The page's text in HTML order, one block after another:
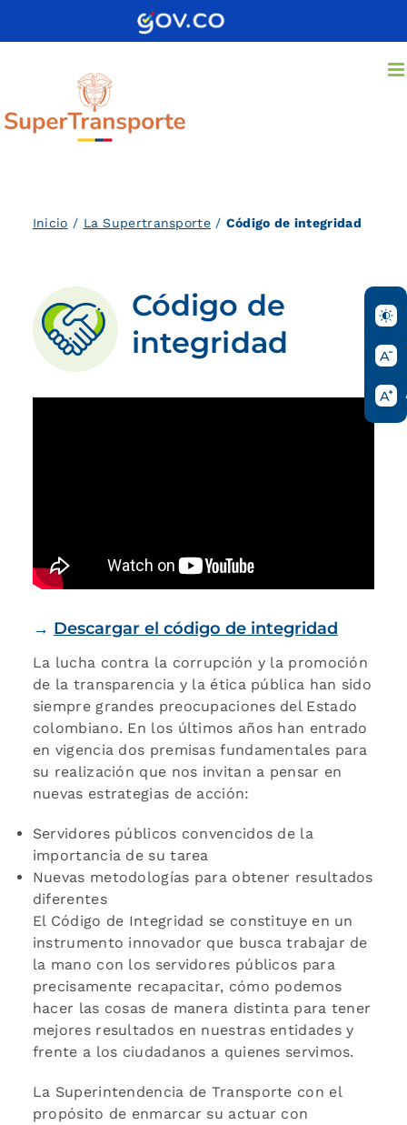
Inicio / La Supertransporte/ Código de integridad
Código de
integridad
→ Descargar el código de integridad
La lucha contra la corrupción y la promoción
de la transparencia y la ética pública han sido
siempre grandes preocupaciones del Estado
colombiano. En los últimos años han entrado
en vigencia dos premisas fundamentales para
su realización que nos invitan a pensar en
nuevas estrategias de acción:
Servidores públicos convencidos de la
importancia de su tarea
Nuevas metodologías para obtener resultados
diferentes
El Código de Integridad se constituye en un
instrumento innovador que busca trabajar de
la mano con los servidores públicos para
precisamente recapacitar, cómo podemos
hacer las cosas de manera distinta para tener
mejores resultados en nuestras entidades y
frente a los ciudadanos a quienes servimos.
La Superintendencia de Transporte con el
propósito de enmarcar su actuar con